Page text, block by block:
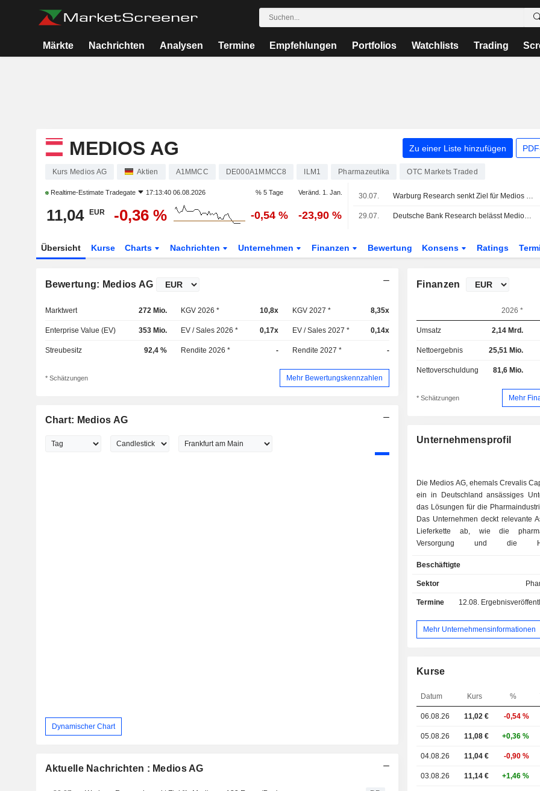
Märkte Nachrichten Analysen Termine Empfehlungen Portfolios Watchlists Trading
MEDIOS AG Zu einer Liste hinzufügen
Kurs Medios AG Aktien A1MMCC DE000A1MMCC8 ILM1 Pharmazeutika OTC Markets Traded
Realtime-Estimate Tradegate 17:13:40 06.08.2026 % 5 Tage Veränd. 1. Jan.
11,04 EUR -0,36 % -0,54 % -23,90 %
30.07. Warburg Research senkt Ziel für Medios auf 20 Euro - 'Buy'
29.07. Deutsche Bank Research belässt Medios auf 'Buy' - Ziel 18 Euro
Übersicht Kurse Charts Nachrichten Unternehmen Finanzen Bewertung Konsens Ratings
Bewertung: Medios AG
Marktwert 272 Mio. KGV 2026 * 10,8x KGV 2027 * 8,35x
Enterprise Value (EV) 353 Mio. EV / Sales 2026 * 0,17x EV / Sales 2027 * 0,14x
Streubesitz 92,4 % Rendite 2026 * - Rendite 2027 * -
* Schätzungen Mehr Bewertungskennzahlen
Chart: Medios AG
Dynamischer Chart
Aktuelle Nachrichten : Medios AG
Finanzen
2026 *
Umsatz 2,14 Mrd.
Nettoergebnis 25,51 Mio.
Nettoverschuldung 81,6 Mio.
* Schätzungen Mehr
Unternehmensprofil
Die Medios AG, ehemals Crevalis
ein in Deutschland ansässiges
das Lösungen für die
Das Unternehmen deckt relevante
Lieferkette ab, wie die
Versorgung und die
Verblisterung und andere. Es
Segmenten tätig: - Pharmazeutische
Großhandel mit fertigen
chronische Krankheiten) für die
Onkologie, Neurologie,
Patientenspezifische
Herstellung von
Präparaten wie z. B. Zytostatika-
antibiotische Medikamente,
Produkten und Dienstleistungen
Gesundheit und der Schutz von
Beschäftigte
Sektor
Termine 12.08.
Mehr Unternehmensinformationen
Kurse
Datum Kurs %
06.08.26 11,02€ -0,54 %
05.08.26 11,08 € +0,36 %
04.08.26 11,04 € -0,90 %
03.08.26 11,14 € +1,46 %